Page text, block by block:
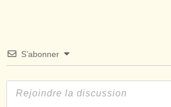
S’abonner